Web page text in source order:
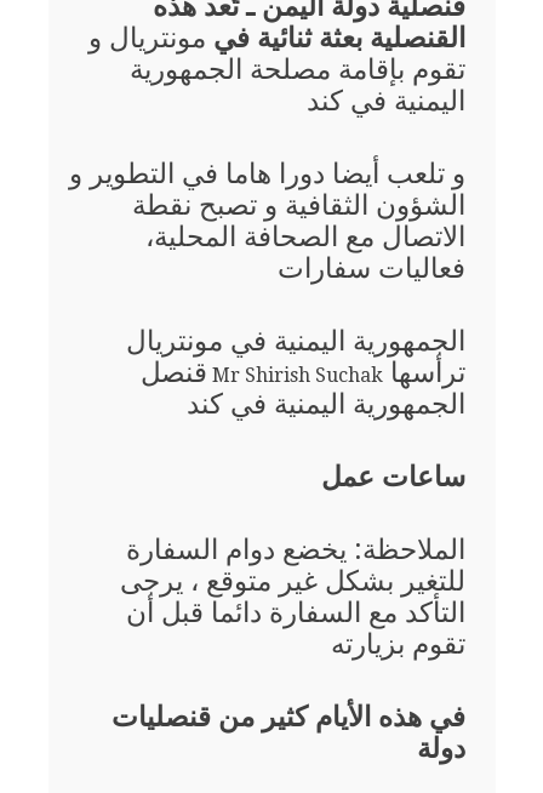
القنصلية بعثة ثنائية في مونتريال و
تقوم بإقامة مصلحة الجمهورية
اليمنية في كند
و تلعب أيضا دورا هاما في التطوير و
الشؤون الثقافية و تصبح نقطة
الاتصال مع الصحافة المحلية،
فعاليات سفارات
الجمهورية اليمنية في مونتريال
ترأسها Mr Shirish Suchak قنصل
الجمهورية اليمنية في كند
ساعات عمل
الملاحظة: يخضع دوام السفارة
للتغير بشكل غير متوقع ، يرجى
التأكد مع السفارة دائما قبل أن
تقوم بزيارته
في هذه الأيام كثير من قنصليات
دولة